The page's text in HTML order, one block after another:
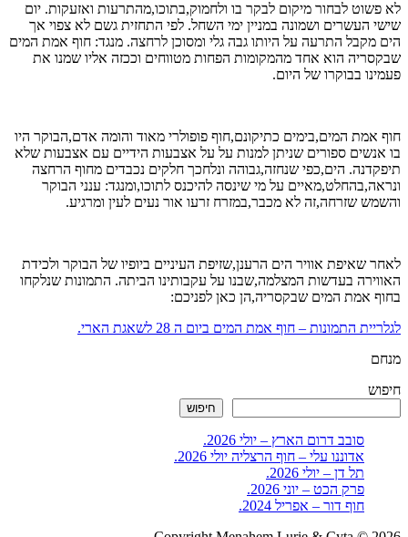
לא פשוט לבחור מיקום לבקר בו ולחמוק,בתוכו,מהתרעות ואזעקות. יום
שישי העשרים ושמונה במניין ימי השחל. לפי התחזית גשם לא צפוי אך
הים מקבל התרעה על היותו גבה גלי ומסוכן לרחצה. מנגד: חוף אמת המים
שבקסריה הוא אחד מהמקומות הפחות מטווחים וככזה אליו שמנו את
פעמינו בבוקרו של היום.
חוף אמת המים,בימים כתיקונם,חוף פופולרי מאוד והומה אדם,הבוקר היו
בו אנשים ספורים שניתן למנות על על אצבעות הידיים עם אצבעות שלא
תיפקדנה. הים,כפי שנחזה,גבוהה ונלחכך חלקים נכבדים מחוף הרחצה
ונראה,בהחלט,מאיים על מי שינסה להיכנס לתוכו,ומנגד: ענני הבוקר
והשמש שזרחה,זה לא מכבר,במזרח זרעו אור נעים לעין ומרגיע.
לאחר שאיפת אוויר הים הרענן,שזיפת העיניים ביופיו של הבוקר ולכידת
האווירה בעדשות המצלמה,שבנו על עקבותינו הביתה. התמונות שנלקחו
בחוף אמת המים שבקסריה,הן כאן לפניכם:
לגלריית התמונות – חוף אמת המים ביום ה 28 לשאגת הארי.
מנחם
חיפוש
חיפוש
סובב דרום הארץ – יולי 2026.
אדוננו עלי – חוף הרצליה יולי 2026.
תל דן – יולי 2026.
פרק הכט – יוני 2026.
חוף דור – אפריל 2024.